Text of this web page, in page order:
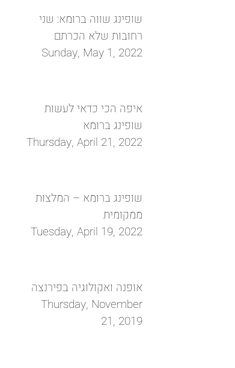
שופינג שווה ברומא: שני
רחובות שלא הכרתם
Sunday, May 1, 2022
איפה הכי כדאי לעשות
שופינג ברומא
Thursday, April 21, 2022
שופינג ברומא – המלצות
ממקומית
Tuesday, April 19, 2022
אופנה ואקולוגיה בפירנצה
Thursday, November
21, 2019